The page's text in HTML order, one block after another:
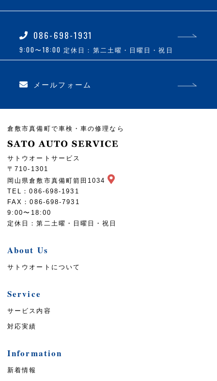
086-698-1931
9:00〜18:00 定休日：第二土曜・日曜日・祝日
メールフォーム
倉敷市真備町で車検・車の修理なら
サトウオートサービス
〒710-1301
岡山県倉敷市真備町箭田1034
TEL：086-698-1931
FAX：086-698-7931
9:00〜18:00
定休日：第二土曜・日曜日・祝日
About Us
サトウオートについて
Service
サービス内容
対応実績
Information
新着情報